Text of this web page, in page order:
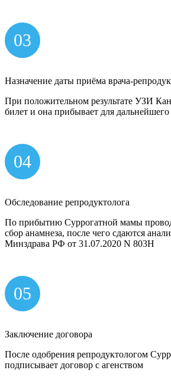
03
Назначение даты приёма врача-
При положительном результате УЗИ
билет и она прибывает для дальнейшего
04
Обследование репродуктолога
По прибытию Суррогатной мамы
сбор анамнеза, после чего сдаются
Минздрава РФ от 31.07.2020 N 803Н
05
Заключение договора
После одобрения репродуктологом
подписывает договор с агенством